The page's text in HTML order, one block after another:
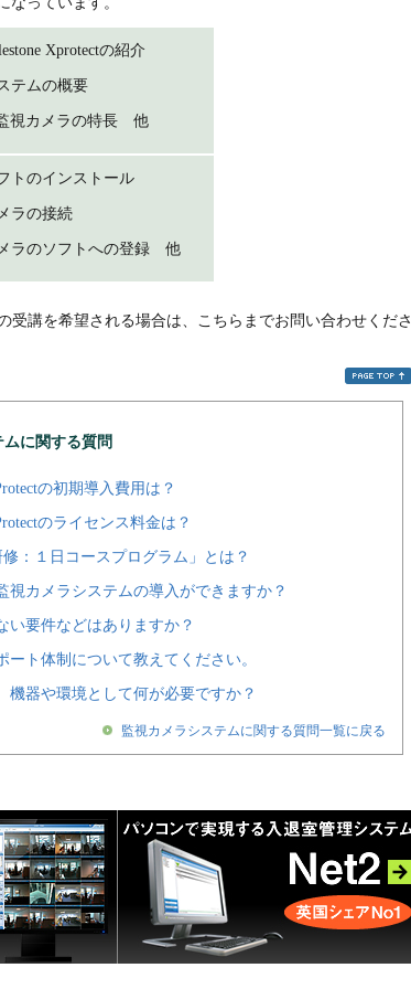
Xprotectの紹介
テムの概要
視カメラの特長 他
トのインストール
ラの接続
ラのソフトへの登録 他
受講を希望される場合は、こちらまでお問い合わせくださ
に関する質問
の初期導入費用は？
のライセンス料金は？
：１日コースプログラム」とは？
視カメラシステムの導入ができますか？
い要件などはありますか？
ト体制について教えてください。
機器や環境として何が必要ですか？
監視カメラシステムに関する質問一覧に戻る